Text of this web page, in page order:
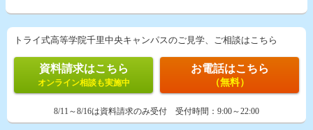
トライ式高等学院千里中央キャンパスのご見学、ご相談はこちら
資料請求はこちら
オンライン相談も実施中
お電話はこちら
（無料）
8/11～8/16は資料請求のみ受付 受付時間： 9:00～22:00